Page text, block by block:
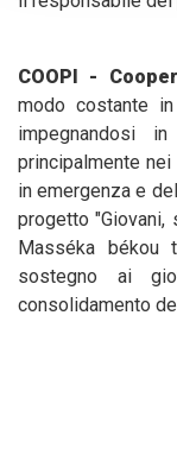
COOPI -
modo costante in
impegnandosi
principalmente
in emergenza e
progetto "Giovani,
Masséka békou
sostegno ai
consolidamento